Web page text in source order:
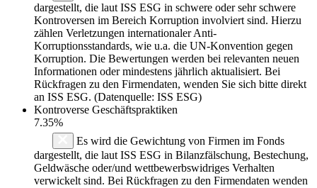
dargestellt, die laut ISS ESG in schwere oder sehr schwere
Kontroversen im Bereich Korruption involviert sind. Hierzu
zählen Verletzungen internationaler Anti-
Korruptionsstandards, wie u.a. die UN-Konvention gegen
Korruption. Die Bewertungen werden bei relevanten neuen
Informationen oder mindestens jährlich aktualisiert. Bei
Rückfragen zu den Firmendaten, wenden Sie sich bitte direkt
an ISS ESG. (Datenquelle: ISS ESG)
Kontroverse Geschäftspraktiken
7.35%
Es wird die Gewichtung von Firmen im Fonds
dargestellt, die laut ISS ESG in Bilanzfälschung, Bestechung,
Geldwäsche oder/und wettbewerbswidriges Verhalten
verwickelt sind. Bei Rückfragen zu den Firmendaten wenden